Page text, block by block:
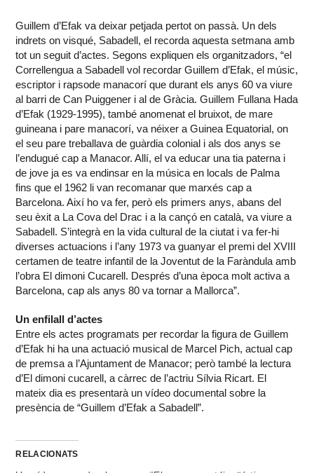
Guillem d’Efak va deixar petjada pertot on passà. Un dels
indrets on visqué, Sabadell, el recorda aquesta setmana amb
tot un seguit d’actes. Segons expliquen els organitzadors, “el
Correllengua a Sabadell vol recordar Guillem d’Efak, el músic,
escriptor i rapsode manacorí que durant els anys 60 va viure
al barri de Can Puiggener i al de Gràcia. Guillem Fullana Hada
d’Efak (1929-1995), també anomenat el bruixot, de mare
guineana i pare manacorí, va néixer a Guinea Equatorial, on
el seu pare treballava de guàrdia colonial i als dos anys se
l’endugué cap a Manacor. Allí, el va educar una tia paterna i
de jove ja es va endinsar en la música en locals de Palma
fins que el 1962 li van recomanar que marxés cap a
Barcelona. Així ho va fer, però els primers anys, abans del
seu èxit a La Cova del Drac i a la cançó en català, va viure a
Sabadell. S’integrà en la vida cultural de la ciutat i va fer-hi
diverses actuacions i l’any 1973 va guanyar el premi del XVIII
certamen de teatre infantil de la Joventut de la Faràndula amb
l’obra El dimoni Cucarell. Després d’una època molt activa a
Barcelona, cap als anys 80 va tornar a Mallorca”.
Un enfilall d’actes
Entre els actes programats per recordar la figura de Guillem
d’Efak hi ha una actuació musical de Marcel Pich, actual cap
de premsa a l’Ajuntament de Manacor; però també la lectura
d’El dimoni cucarell, a càrrec de l’actriu Sílvia Ricart. El
mateix dia es presentarà un vídeo documental sobre la
presència de “Guillem d’Efak a Sabadell”.
RELACIONATS